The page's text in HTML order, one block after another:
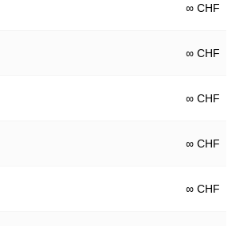
∞ CHF
∞ CHF
∞ CHF
∞ CHF
∞ CHF